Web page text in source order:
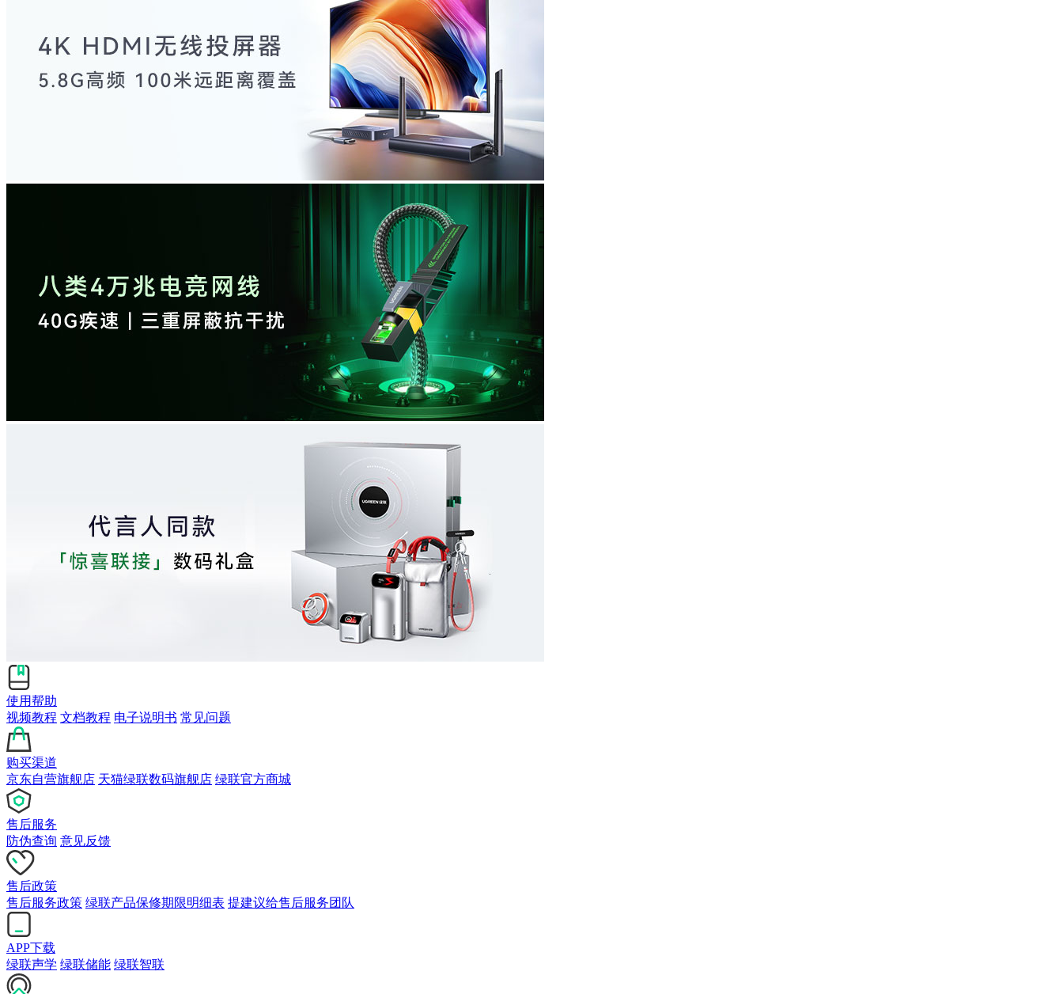
使用帮助
视频教程 文档教程 电子说明书 常见问题
购买渠道
京东自营旗舰店 天猫绿联数码旗舰店 绿联官方商城
售后服务
防伪查询 意见反馈
售后政策
售后服务政策 绿联产品保修期限明细表 提建议给售后服务团队
APP下载
绿联声学 绿联储能 绿联智联